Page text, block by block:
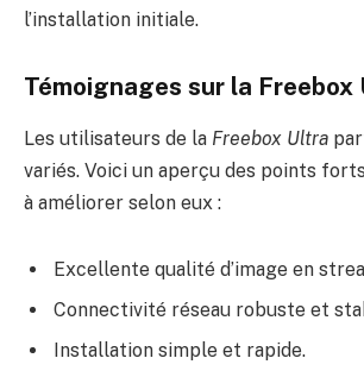
l’installation initiale.
Témoignages sur la Freebox
Les utilisateurs de la Freebox Ultra
variés. Voici un aperçu des points
à améliorer selon eux :
Excellente qualité d’image en
Connectivité réseau robuste et
Installation simple et rapide.